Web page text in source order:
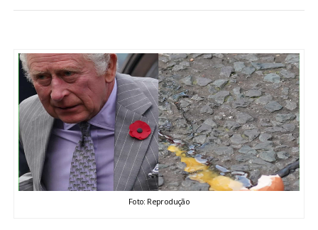
BRASIL
ESPORTES
ENTRETENIMENTO
ENQUETE
Foto: Reprodução